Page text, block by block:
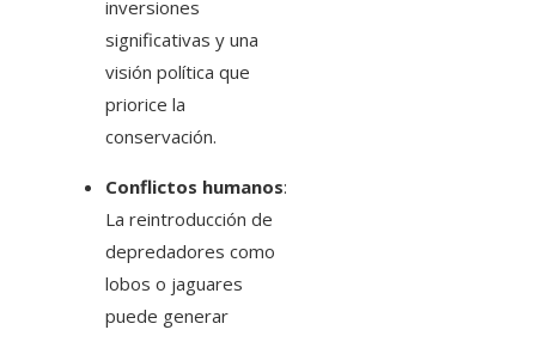
inversiones
significativas y una
visión política que
priorice la
conservación.
Conflictos humanos:
La reintroducción de
depredadores como
lobos o jaguares
puede generar